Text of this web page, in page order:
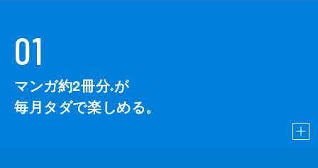
01
マンガ約2冊分※が
毎月タダで楽しめる。